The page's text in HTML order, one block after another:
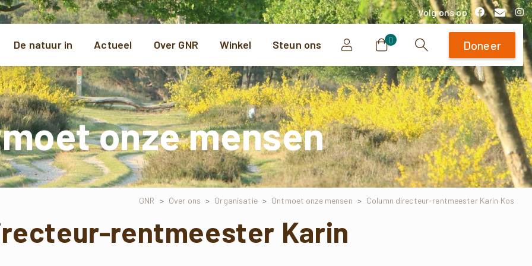
Volg ons op
De natuur in Actueel Over GNR Winkel Steun ons 0
Zoeken Doneer
onze mensen
GNR > Over ons > Organisatie > Ontmoet onze mensen > Column directeur-rentmeester Karin Kos
rentmeester Karin